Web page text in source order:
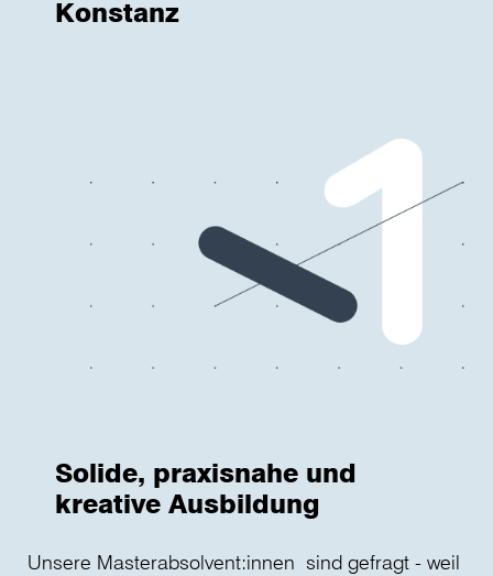
Konstanz
Solide, praxisnahe und
kreative Ausbildung
Unsere Masterabsolvent:innen sind gefragt - weil